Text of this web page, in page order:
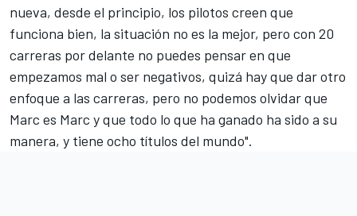
nueva, desde el principio, los pilotos creen que
funciona bien, la situación no es la mejor, pero con 20
carreras por delante no puedes pensar en que
empezamos mal o ser negativos, quizá hay que dar otro
enfoque a las carreras, pero no podemos olvidar que
Marc es Marc y que todo lo que ha ganado ha sido a su
manera, y tiene ocho títulos del mundo".